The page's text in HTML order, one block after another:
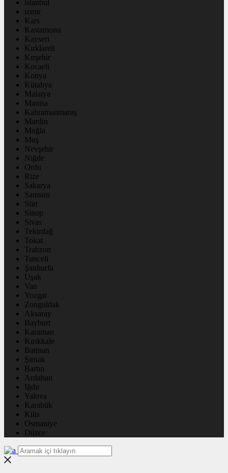
istanbul
izmir
Kars
Kastamonu
Kayseri
Kırklareli
Kırşehir
Kocaeli
Konya
Kütahya
Malatya
Manisa
Kahramanmaraş
Mardin
Muğla
Muş
Nevşehir
Niğde
Ordu
Rize
Sakarya
Samsun
Siirt
Sinop
Sivas
Tekirdağ
Tokat
Trabzon
Tunceli
Şanlıurfa
Uşak
Van
Yozgat
Zonguldak
Aksaray
Bayburt
Karaman
Kırıkkale
Batman
Şırnak
Bartın
Ardahan
Iğdır
Yalova
Karabük
Kilis
Osmaniye
Düzce